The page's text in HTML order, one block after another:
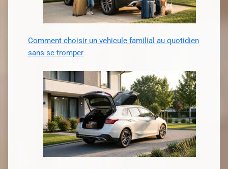
Comment choisir un vehicule familial au quotidien
sans se tromper